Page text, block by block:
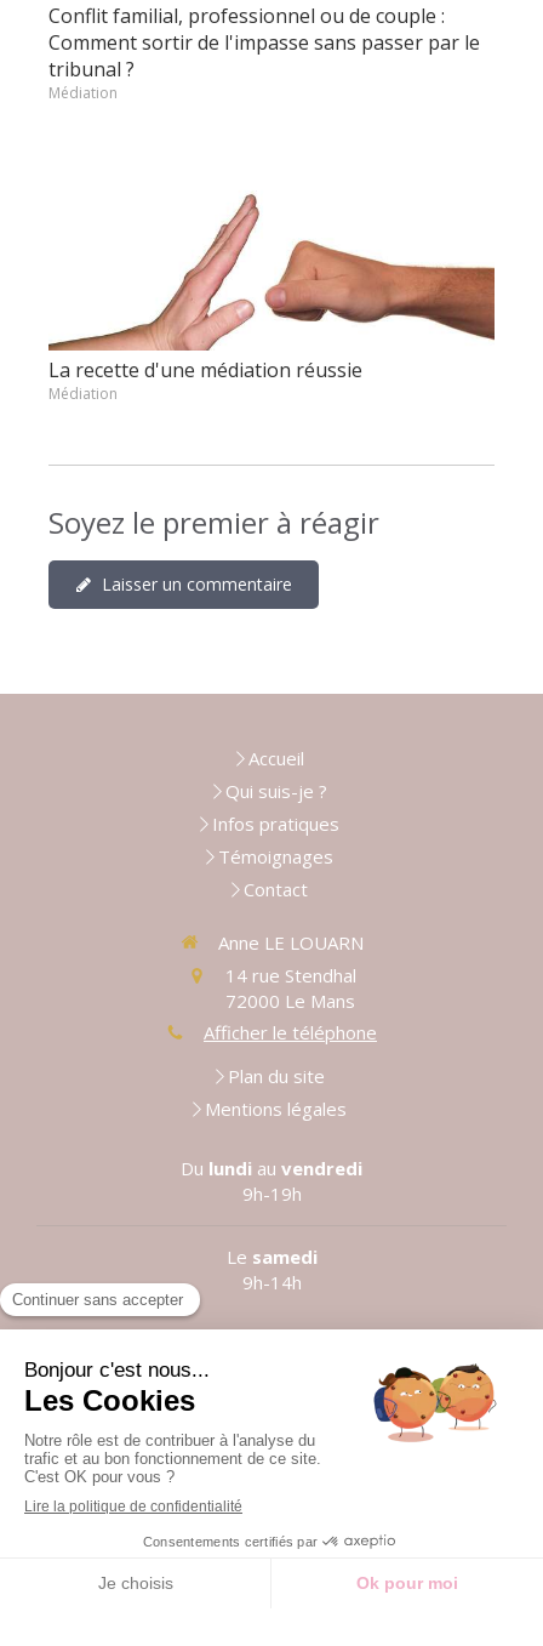
Conflit familial, professionnel ou de couple :
Comment sortir de l'impasse sans passer par le
tribunal ?
Médiation
La recette d'une médiation réussie
Médiation
Soyez le premier à réagir
Laisser un commentaire
Accueil
Qui suis-je ?
Infos pratiques
Témoignages
Contact
Anne LE LOUARN
14 rue Stendhal
72000 Le Mans
Afficher le téléphone
Plan du site
Mentions légales
Du lundi au vendredi
9h-19h
Le samedi
9h-14h
Prendre rendez-vous
©2021 Anne LE LOUARN
Création et référencement du site par Simplébo